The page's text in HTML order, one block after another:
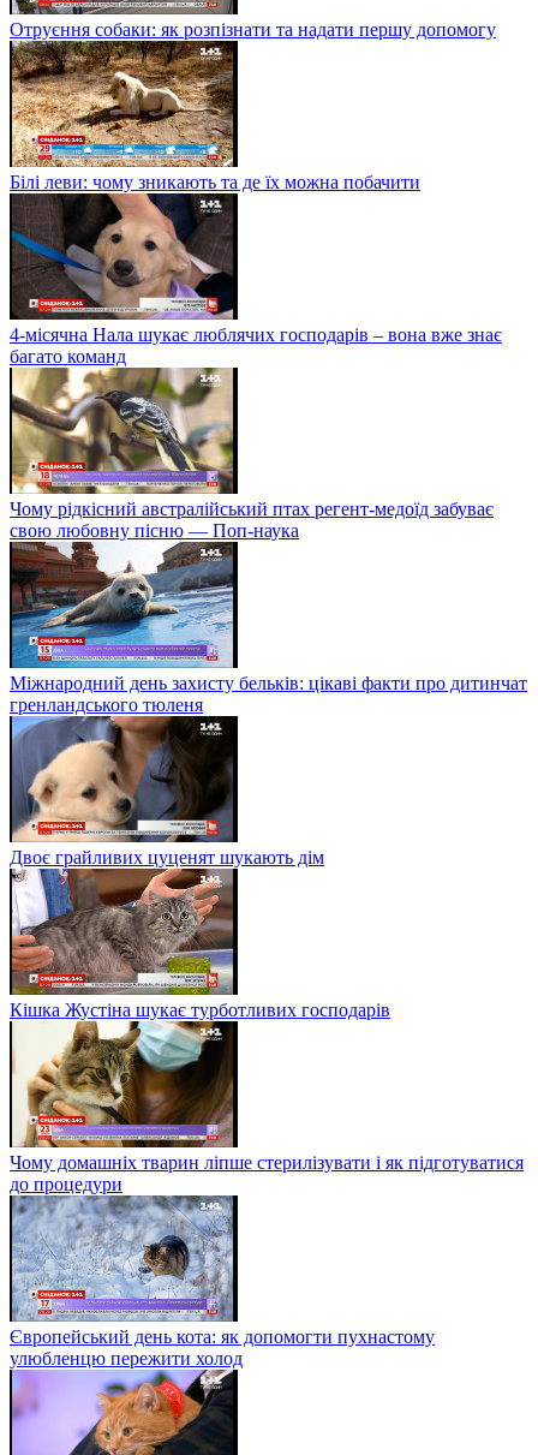
Отруєння собаки: як розпізнати та надати першу допомогу
Білі леви: чому зникають та де їх можна побачити
4-місячна Нала шукає люблячих господарів – вона вже знає
багато команд
Чому рідкісний австралійський птах регент-медоїд забуває
свою любовну пісню — Поп-наука
Міжнародний день захисту бельків: цікаві факти про дитинчат
гренландського тюленя
Двоє грайливих цуценят шукають дім
Кішка Жустіна шукає турботливих господарів
Чому домашніх тварин ліпше стерилізувати і як підготуватися
до процедури
Європейський день кота: як допомогти пухнастому
улюбленцю пережити холод